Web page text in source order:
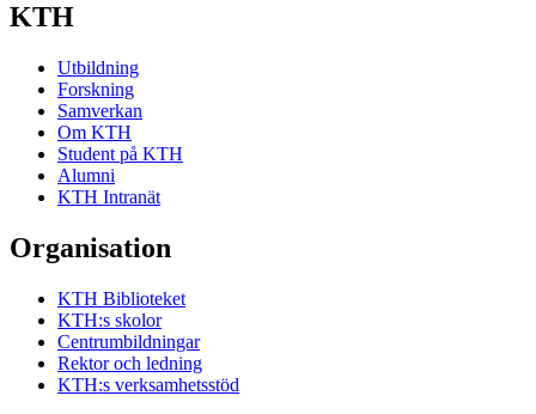
KTH
Utbildning
Forskning
Samverkan
Om KTH
Student på KTH
Alumni
KTH Intranät
Organisation
KTH Biblioteket
KTH:s skolor
Centrumbildningar
Rektor och ledning
KTH:s verksamhetsstöd